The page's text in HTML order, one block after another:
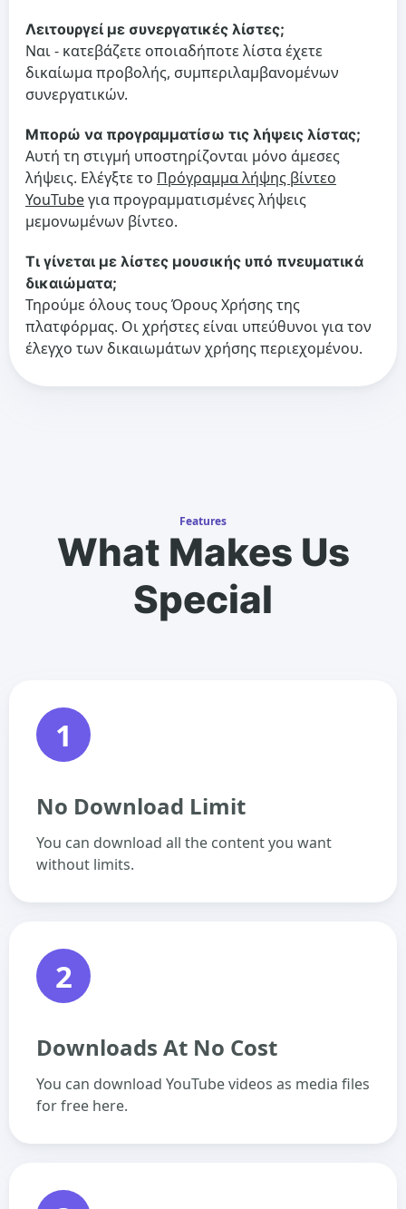
Λειτουργεί με συνεργατικές λίστες;
Ναι - κατεβάζετε οποιαδήποτε λίστα έχετε
δικαίωμα προβολής, συμπεριλαμβανομένων
συνεργατικών.
Μπορώ να προγραμματίσω τις λήψεις λίστας;
Αυτή τη στιγμή υποστηρίζονται μόνο άμεσες
λήψεις. Ελέγξτε το Πρόγραμμα λήψης βίντεο
YouTubeγια προγραμματισμένες λήψεις
μεμονωμένων βίντεο.
Τι γίνεται με λίστες μουσικής υπό πνευματικά
δικαιώματα;
Τηρούμε όλους τους Όρους Χρήσης της
πλατφόρμας. Οι χρήστες είναι υπεύθυνοι για τον
έλεγχο των δικαιωμάτων χρήσης περιεχομένου.
Features
What Makes Us
Special
1
No Download Limit
You can download all the content you want
without limits.
2
Downloads At No Cost
You can download YouTube videos as media files
for free here.